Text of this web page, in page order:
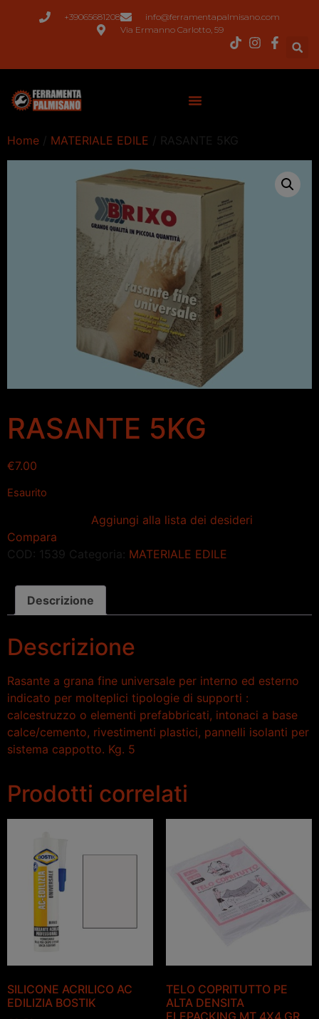
+39065681208
info@ferramentapalmisano.com
Via Ermanno Carlotto, 59
Home / MATERIALE EDILE / RASANTE 5KG
RASANTE 5KG
€7.00
Esaurito
Aggiungi alla lista dei desideri
Compara
COD: 1539 Categoria: MATERIALE EDILE
Descrizione
Descrizione
Rasante a grana fine universale per interno ed esterno
indicato per molteplici tipologie di supporti :
calcestruzzo o elementi prefabbricati, intonaci a base
calce/cemento, rivestimenti plastici, pannelli isolanti per
sistema cappotto. Kg. 5
Prodotti correlati
SILICONE ACRILICO AC
EDILIZIA BOSTIK
TELO COPRITUTTO PE
ALTA DENSITA
ELEPACKING MT 4X4 GR